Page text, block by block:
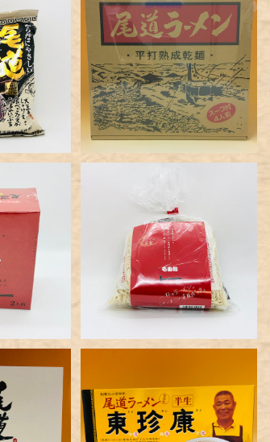
オオニシ尾道ラーメン乾麺4
食入
¥1,400
ン２食入
壱番館尾道ラーメン３食入
（生）
¥850
ン5食入
東珍康尾道ラーメン２食入
（半生）
¥700